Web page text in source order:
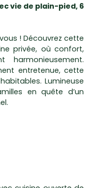
vie de plain-pied, 6
! Découvrez cette
privée, où confort,
harmonieusement.
entretenue, cette
Lumineuse
en quête d’un